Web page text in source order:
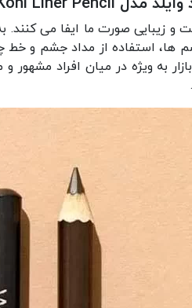
و زیبایی صورت ما ایفا می
استفاده از مداد جشم و خط
به ویژه در میان افراد